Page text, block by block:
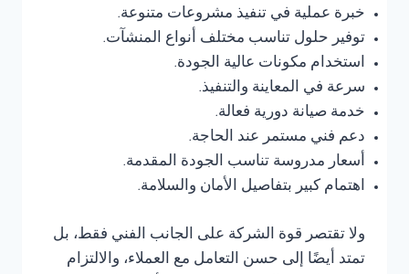
خبرة عملية في تنفيذ مشروعات متنوعة.
توفير حلول تناسب مختلف أنواع المنشآت.
استخدام مكونات عالية الجودة.
سرعة في المعاينة والتنفيذ.
خدمة صيانة دورية فعالة.
دعم فني مستمر عند الحاجة.
أسعار مدروسة تناسب الجودة المقدمة.
اهتمام كبير بتفاصيل الأمان والسلامة.
ولا تقتصر قوة الشركة على الجانب الفني فقط، بل
تمتد أيضًا إلى حسن التعامل مع العملاء، والالتزام